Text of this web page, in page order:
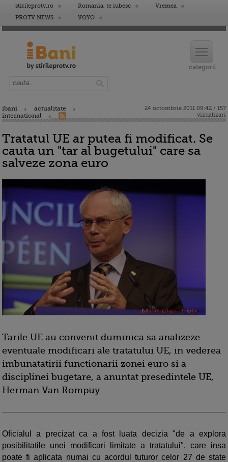
stirileprotv.ro Romania, te iubesc
Vremea
PROTV NEWS
VOYO
ibani
actualitate
international
24 octombrie 2011 09:42 / 157
vizualizari
Tratatul UE ar putea fi modificat. Se
cauta un "tar al bugetului" care sa
salveze zona euro
Tarile UE au convenit duminica sa analizeze
eventuale modificari ale tratatului UE, in vederea
imbunatatirii functionarii zonei euro si a
disciplinei bugetare, a anuntat presedintele UE,
Herman Van Rompuy.
Oficialul a precizat ca a fost luata decizia "de a explora
posibilitatile unei modificari limitate a tratatului", care insa
poate fi aplicata numai cu acordul tuturor celor 27 de state